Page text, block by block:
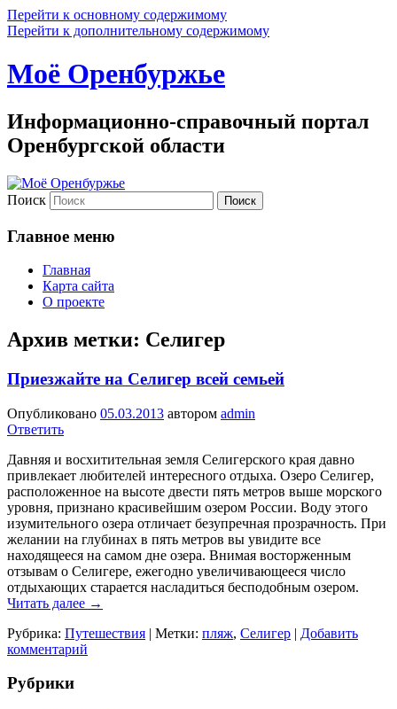
Перейти к основному содержимому
Перейти к дополнительному содержимому
Моё Оренбуржье
Информационно-справочный портал
Оренбургской области
Поиск
Главное меню
Главная
Карта сайта
О проекте
Архив метки: Селигер
Приезжайте на Селигер всей семьей
Опубликовано 05.03.2013 автором admin
Ответить
Давняя и восхитительная земля Селигерского края давно
привлекает любителей интересного отдыха. Озеро Селигер,
расположенное на высоте двести пять метров выше морского
уровня, признано красивейшим озером России. Воду этого
изумительного озера отличает безупречная прозрачность. При
желании на глубинах в пять метров вы увидите все
находящееся на самом дне озера. Внимая восторженным
отзывам о Селигере, ежегодно увеличивающееся число
отдыхающих старается насладиться бесподобным озером.
Читать далее →
Рубрика: Путешествия | Метки: пляж, Селигер | Добавить
комментарий
Рубрики